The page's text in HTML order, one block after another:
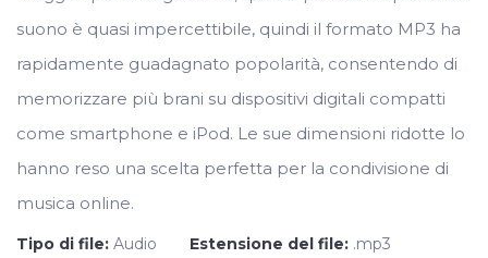
suono è quasi impercettibile, quindi il formato MP3 ha
rapidamente guadagnato popolarità, consentendo di
memorizzare più brani su dispositivi digitali compatti
come smartphone e iPod. Le sue dimensioni ridotte lo
hanno reso una scelta perfetta per la condivisione di
musica online.
Tipo di file: Audio Estensione del file: .mp3